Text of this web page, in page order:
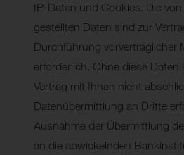
IP-Daten und Cookies. Die
gestellten Daten sind zur
Durchführung vorvertraglicher
erforderlich. Ohne diese Daten
Vertrag mit Ihnen nicht
Datenübermittlung an Dritte
Ausnahme der Übermittlung
an die abwickelnden